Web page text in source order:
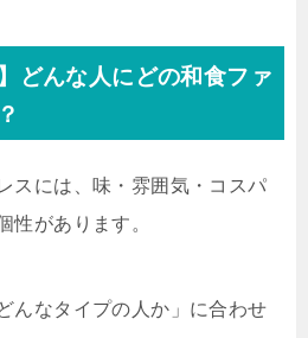
どんな人にどの和食ファ
スには、味・雰囲気・コスパ
性があります。
んなタイプの人か」に合わせ